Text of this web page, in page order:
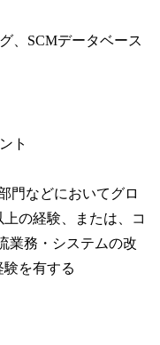
、SCMデータベース
ト
門などにおいてグロ
の経験、または、コ
業務・システムの改
を有する